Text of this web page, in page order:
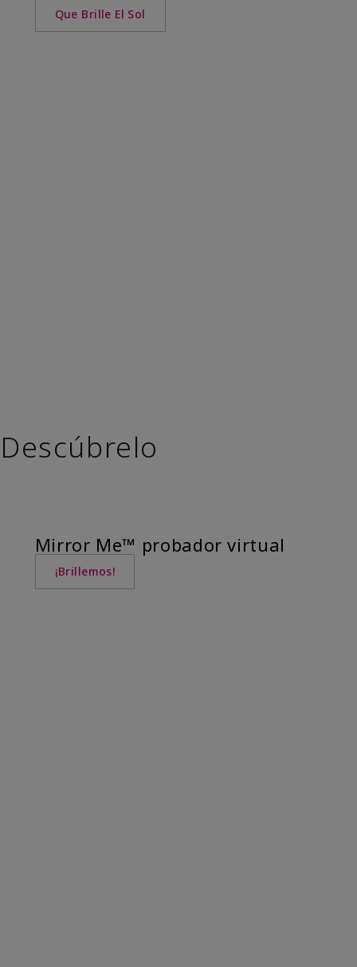
Que Brille El Sol
Descúbrelo
Mirror Me™ probador virtual
¡Brillemos!